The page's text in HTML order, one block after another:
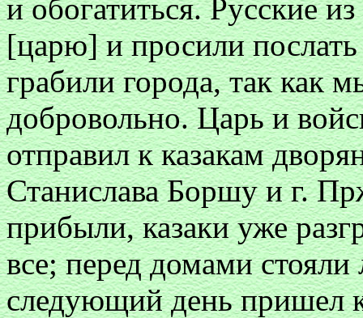
и обогатиться. Русские
[царю] и просили послать
грабили города, так как
добровольно. Царь и
отправил к казакам
Станислава Боршу и г.
прибыли, казаки уже
все; перед домами
следующий день пришел